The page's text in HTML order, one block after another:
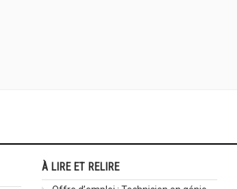
À LIRE ET RELIRE